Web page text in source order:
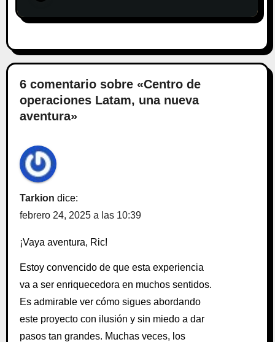
6 comentario sobre «Centro de
operaciones Latam, una nueva
aventura»
Tarkion dice:
febrero 24, 2025 a las 10:39
¡Vaya aventura, Ric!
Estoy convencido de que esta experiencia
va a ser enriquecedora en muchos sentidos.
Es admirable ver cómo sigues abordando
este proyecto con ilusión y sin miedo a dar
pasos tan grandes. Muchas veces, los